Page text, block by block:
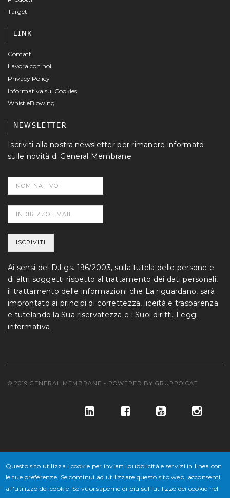
Target
LINK
Contatti
Lavora con noi
Privacy Policy
Informativa sui Cookies
WhistleBlowing
NEWSLETTER
Iscriviti alla nostra newsletter per rimanere informato
sulle novità di General Membrane
Ai sensi del D.Lgs. 196/2003, sulla tutela delle persone e
di altri soggetti rispetto al trattamento dei dati personali,
il trattamento delle informazioni che La riguardano, sarà
improntato ai principi di correttezza, liceità e trasparenza
e tutelando la Sua riservatezza e i Suoi diritti. Leggi
informativa
© 2019 GENERAL MEMBRANE - POWERED BY GRUPPOICAT
Questo sito utilizza i cookie per inviarti pubblicità e servizi in linea con
le tue preferenze. Se continui ad utilizzare questo sito web, acconsenti
all'utilizzo dei cookie. Se vuoi saperne di più sull'utilizzo dei cookie nel